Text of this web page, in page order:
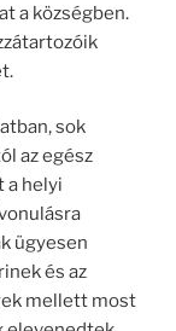
a községben.
sok
az egész
a helyi
ügyesen
és az
mellett most